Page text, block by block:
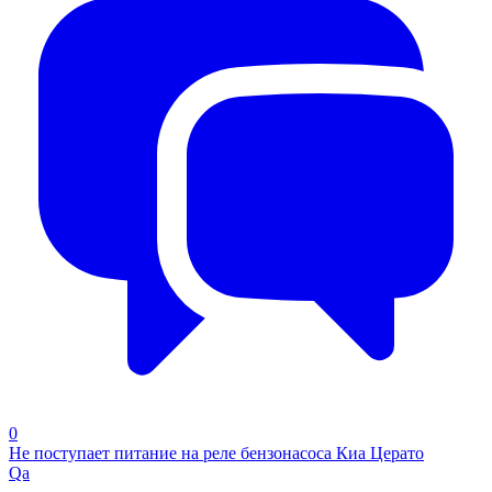
0
Не поступает питание на реле бензонасоса Киа Церато
Qa